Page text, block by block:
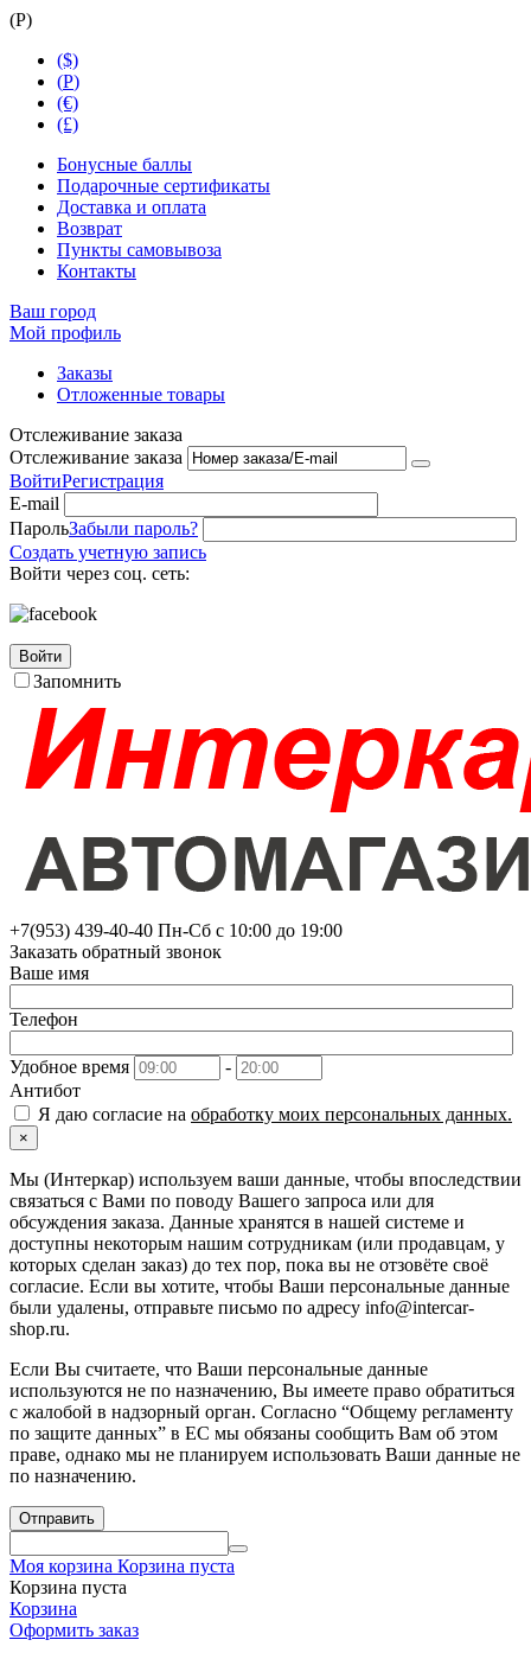
(Р)
($)
(Р)
(€)
(£)
Бонусные баллы
Подарочные сертификаты
Доставка и оплата
Возврат
Пункты самовывоза
Контакты
Ваш город
Мой профиль
Заказы
Отложенные товары
Отслеживание заказа
Отслеживание заказа
ВойтиРегистрация
E-mail
ПарольЗабыли пароль?
Создать учетную запись
Войти через соц. сеть:
Войти
Запомнить
+7(953) 439-40-40 Пн-Сб с 10:00 до 19:00
Заказать обратный звонок
Ваше имя
Телефон
Удобное время
-
Антибот
Я даю согласие на обработку моих персональных данных.
×
Мы (Интеркар) используем ваши данные, чтобы впоследствии
связаться с Вами по поводу Вашего запроса или для
обсуждения заказа. Данные хранятся в нашей системе и
доступны некоторым нашим сотрудникам (или продавцам, у
которых сделан заказ) до тех пор, пока вы не отзовёте своё
согласие. Если вы хотите, чтобы Ваши персональные данные
были удалены, отправьте письмо по адресу info@intercar-
shop.ru.
Если Вы считаете, что Ваши персональные данные
используются не по назначению, Вы имеете право обратиться
с жалобой в надзорный орган. Согласно “Общему регламенту
по защите данных” в ЕС мы обязаны сообщить Вам об этом
праве, однако мы не планируем использовать Ваши данные не
по назначению.
Отправить
Моя корзина Корзина пуста
Корзина пуста
Корзина
Оформить заказ